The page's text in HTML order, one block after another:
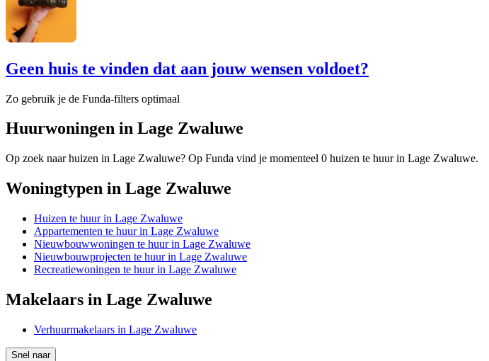
Geen huis te vinden dat aan jouw wensen voldoet?
Zo gebruik je de Funda-filters optimaal
Huurwoningen in Lage Zwaluwe
Op zoek naar huizen in Lage Zwaluwe? Op Funda vind je momenteel 0 huizen te huur in Lage Zwaluwe.
Woningtypen in Lage Zwaluwe
Huizen te huur in Lage Zwaluwe
Appartementen te huur in Lage Zwaluwe
Nieuwbouwwoningen te huur in Lage Zwaluwe
Nieuwbouwprojecten te huur in Lage Zwaluwe
Recreatiewoningen te huur in Lage Zwaluwe
Makelaars in Lage Zwaluwe
Verhuurmakelaars in Lage Zwaluwe
Snel naar